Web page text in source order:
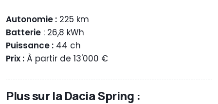
Autonomie : 225 km
Batterie : 26,8 kWh
Puissance : 44 ch
Prix : À partir de 13'000 €
Plus sur la Dacia Spring :